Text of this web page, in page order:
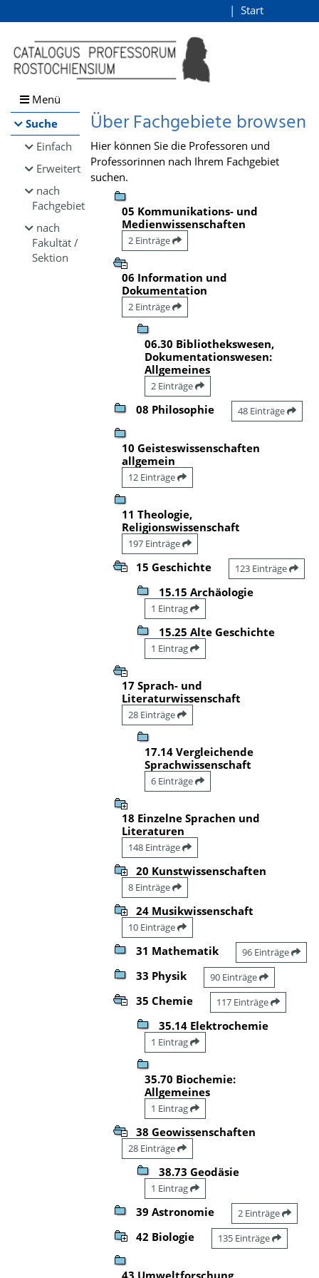
Browsen
direkt zum Inhalt
Start
Menü
Suche
Einfach
Erweitert
nach
Fachgebiet
nach
Fakultät /
Sektion
Über Fachgebiete browsen
Hier können Sie die Professoren und
Professorinnen nach Ihrem Fachgebiet
suchen.
05 Kommunikations- und
Medienwissenschaften
2 Einträge
06 Information und
Dokumentation
2 Einträge
06.30 Bibliothekswesen,
Dokumentationswesen:
Allgemeines
2 Einträge
08 Philosophie 48 Einträge
10 Geisteswissenschaften
allgemein
12 Einträge
11 Theologie,
Religionswissenschaft
197 Einträge
15 Geschichte 123 Einträge
15.15 Archäologie
1 Eintrag
15.25 Alte Geschichte
1 Eintrag
17 Sprach- und
Literaturwissenschaft
28 Einträge
17.14 Vergleichende
Sprachwissenschaft
6 Einträge
18 Einzelne Sprachen und
Literaturen
148 Einträge
20 Kunstwissenschaften
8 Einträge
24 Musikwissenschaft
10 Einträge
31 Mathematik 96 Einträge
33 Physik 90 Einträge
35 Chemie 117 Einträge
35.14 Elektrochemie
1 Eintrag
35.70 Biochemie:
Allgemeines
1 Eintrag
38 Geowissenschaften
28 Einträge
38.73 Geodäsie
1 Eintrag
39 Astronomie 2 Einträge
42 Biologie 135 Einträge
43 Umweltforschung,